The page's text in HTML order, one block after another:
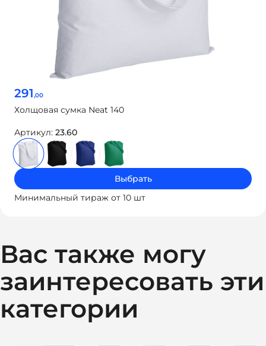
291,00
Холщовая сумка Neat 140
Артикул: 23.60
Выбрать
Минимальный тираж от 10 шт
Вас также могу
заинтересовать эти
категории